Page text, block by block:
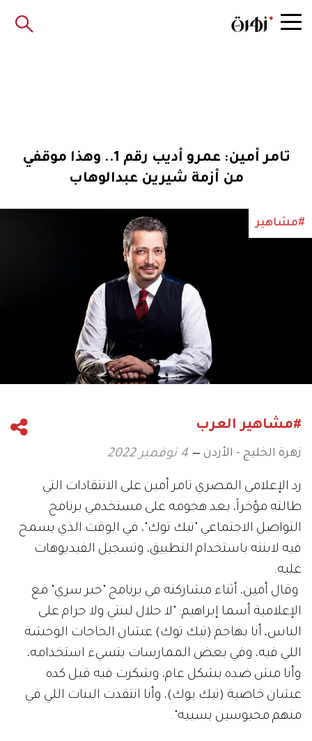
تامر أمين: عمرو أديب رقم 1.. وهذا موقفي
من أزمة شيرين عبدالوهاب
#مشاهير
#مشاهير العرب
زهرة الخليج - الأردن 4 نوفمبر 2022
رد الإعلامي المصري تامر أمين على الانتقادات التي
طالته مؤخراً، بعد هجومه على مستخدمي برنامج
التواصل الاجتماعي "تيك توك"، في الوقت الذي يسمح
فيه لابنته باستخدام التطبيق، وتسجيل الفيديوهات
عليه.
وقال أمين، أثناء مشاركته في برنامج "حبر سري" مع
الإعلامية أسما إبراهيم: "لا حلال لبنتي ولا حرام على
الناس، أنا بهاجم (تيك توك) عشان الحاجات الوحشة
اللي فيه، وفي بعض الممارسات بتسيء استخدامه،
وأنا مش ضده بشكل عام، وشكرت فيه قبل كده
عشان خاصية (تيك بوك)، وأنا انتقدت البنات اللي في
منهم محبوسين بسببه".